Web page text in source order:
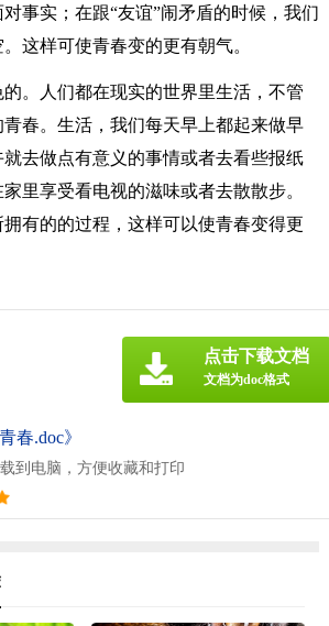
事实；在跟“友谊”闹矛盾的时候，我们
这样可使青春变的更有朝气。
的。人们都在现实的世界里生活，不管
春。生活，我们每天早上都起来做早
去做点有意义的事情或者去看些报纸
里享受看电视的滋味或者去散散步。
有的的过程，这样可以使青春变得更
春.doc》
到电脑，方便收藏和打印
点击下载文档
文档为doc格式